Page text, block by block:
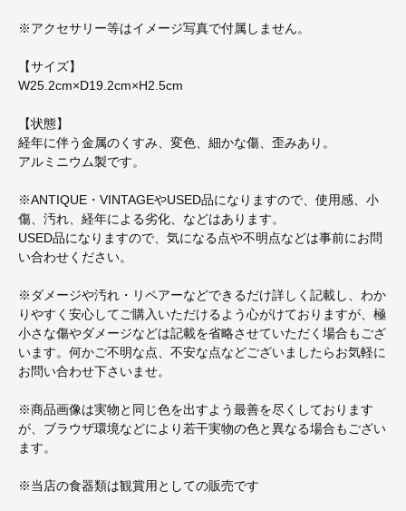
※アクセサリー等はイメージ写真で付属しません。
【サイズ】
W25.2cm×D19.2cm×H2.5cm
【状態】
経年に伴う金属のくすみ、変色、細かな傷、歪みあり。
アルミニウム製です。
※ANTIQUE・VINTAGEやUSED品になりますので、使用感、小
傷、汚れ、経年による劣化、などはあります。
USED品になりますので、気になる点や不明点などは事前にお問
い合わせください。
※ダメージや汚れ・リペアーなどできるだけ詳しく記載し、わか
りやすく安心してご購入いただけるよう心がけておりますが、極
小さな傷やダメージなどは記載を省略させていただく場合もござ
います。何かご不明な点、不安な点などございましたらお気軽に
お問い合わせ下さいませ。
※商品画像は実物と同じ色を出すよう最善を尽くしております
が、ブラウザ環境などにより若干実物の色と異なる場合もござい
ます。
※当店の食器類は観賞用としての販売です